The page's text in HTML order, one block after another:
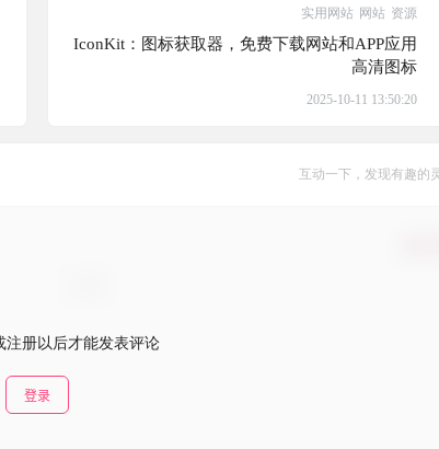
实用网站 网站 资源
IconKit：图标获取器，免费下载网站和APP应用
高清图标
2025-10-11 13:50:20
互动一下，发现有趣的
注册以后才能发表评论
登录